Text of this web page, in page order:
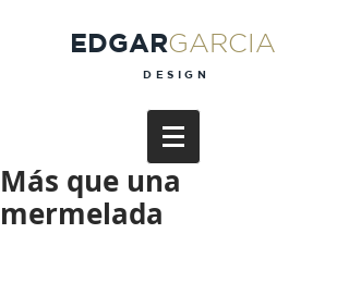
EDGARGARCIA
DESIGN
Más que una
mermelada